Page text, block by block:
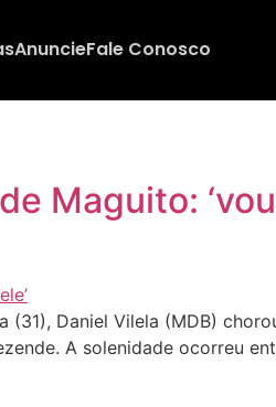
AnuncieFale Conosco
Maguito:
Daniel Vilela (MDB)
A solenidade ocorreu